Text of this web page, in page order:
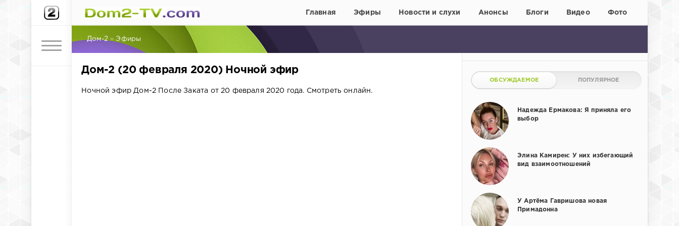
Главная Эфиры Новости и слухи Анонсы Блоги Видео Фото
Дом-2 »Эфиры
Дом-2 (20 февраля 2020) Ночной эфир
Ночной эфир Дом-2 После Заката от 20 февраля 2020 года. Смотреть онлайн.
ОБСУЖДАЕМОЕ ПОПУЛЯРНОЕ
Надежда Ермакова: Я приняла его
выбор
Элина Камирен: У них избегающий
вид взаимоотношений
У Артёма Гавришова новая
Примадонна